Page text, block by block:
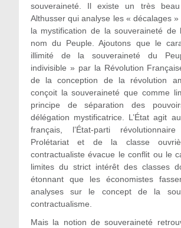
souveraineté. Il existe un très
Althusser qui analyse les « décalages
la mystification de la souveraineté de
nom du Peuple. Ajoutons que le
illimité de la souveraineté du
indivisible » par la Révolution
de la conception de la révolution
conçoit la souveraineté que comme
principe de séparation des
délégation mystificatrice. L’État agit
français, l’État-parti
Prolétariat et de la classe
contractualiste évacue le conflit ou le
limites du strict intérêt des classes
étonnant que les économistes
analyses sur le concept de la
contractualisme.
Mais la notion de souveraineté